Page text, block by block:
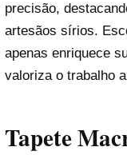
precisão,
artesãos sírios.
apenas enriquece
valoriza o trabalho
Tapete